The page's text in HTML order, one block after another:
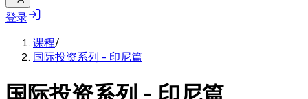
登录
课程/
国际投资系列 - 印尼篇